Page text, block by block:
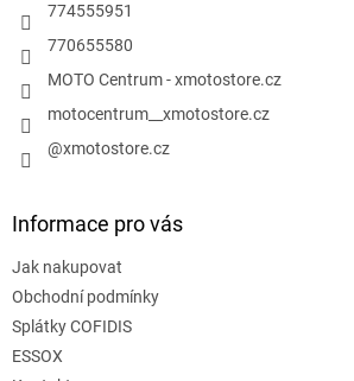
774555951
770655580
MOTO Centrum - xmotostore.cz
motocentrum__xmotostore.cz
@xmotostore.cz
Informace pro vás
Jak nakupovat
Obchodní podmínky
Splátky COFIDIS
ESSOX